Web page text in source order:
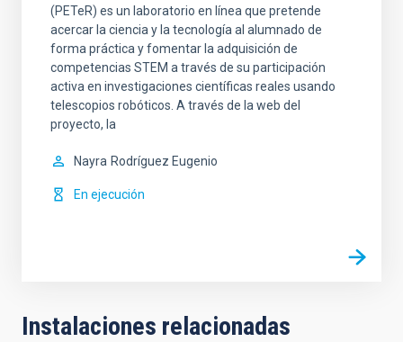
(PETeR) es un laboratorio en línea que pretende
acercar la ciencia y la tecnología al alumnado de
forma práctica y fomentar la adquisición de
competencias STEM a través de su participación
activa en investigaciones científicas reales usando
telescopios robóticos. A través de la web del
proyecto, la
Nayra Rodríguez Eugenio
En ejecución
Instalaciones relacionadas